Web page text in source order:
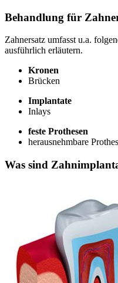
Behandlung für
Zahnersatz umfasst u.a.
ausführlich erläutern.
Kronen
Brücken
Implantate
Inlays
feste Prothesen
herausnehmbare
Was sind